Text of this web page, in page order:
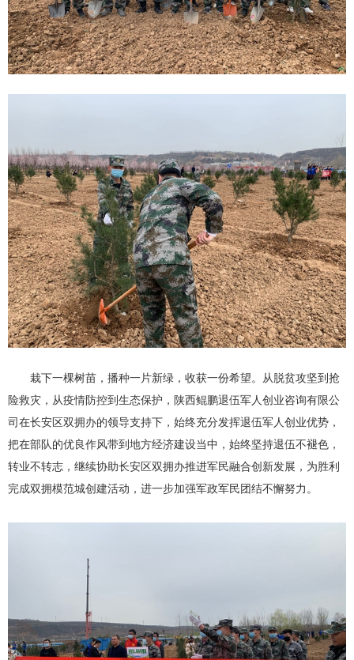
栽下一棵树苗，播种一片新绿，收获一份希望。从脱贫攻坚到抢
险救灾，从疫情防控到生态保护，陕西鲲鹏退伍军人创业咨询有限公
司在长安区双拥办的领导支持下，始终充分发挥退伍军人创业优势，
把在部队的优良作风带到地方经济建设当中，始终坚持退伍不褪色，
转业不转志，继续协助长安区双拥办推进军民融合创新发展，为胜利
完成双拥模范城创建活动，进一步加强军政军民团结不懈努力。